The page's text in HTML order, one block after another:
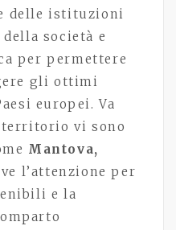
delle istituzioni
società e
per permettere
gli ottimi
europei. Va
vi sono
Mantova,
l’attenzione per
e la